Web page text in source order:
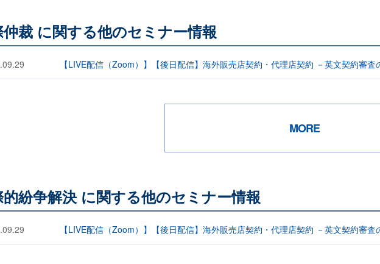
仲裁 に関する他のセミナー情報
【LIVE配信（Zoom）】【後日配信】海外販売店契約・代理店契約 －英文契約審査
MORE
的紛争解決 に関する他のセミナー情報
【LIVE配信（Zoom）】【後日配信】海外販売店契約・代理店契約 －英文契約審査